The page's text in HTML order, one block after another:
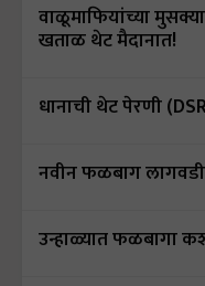
वाळूमाफियांच्या
खताळ थेट मैदानात!
धानाची थेट पेरणी
नवीन फळबाग
उन्हाळ्यात फळबागा